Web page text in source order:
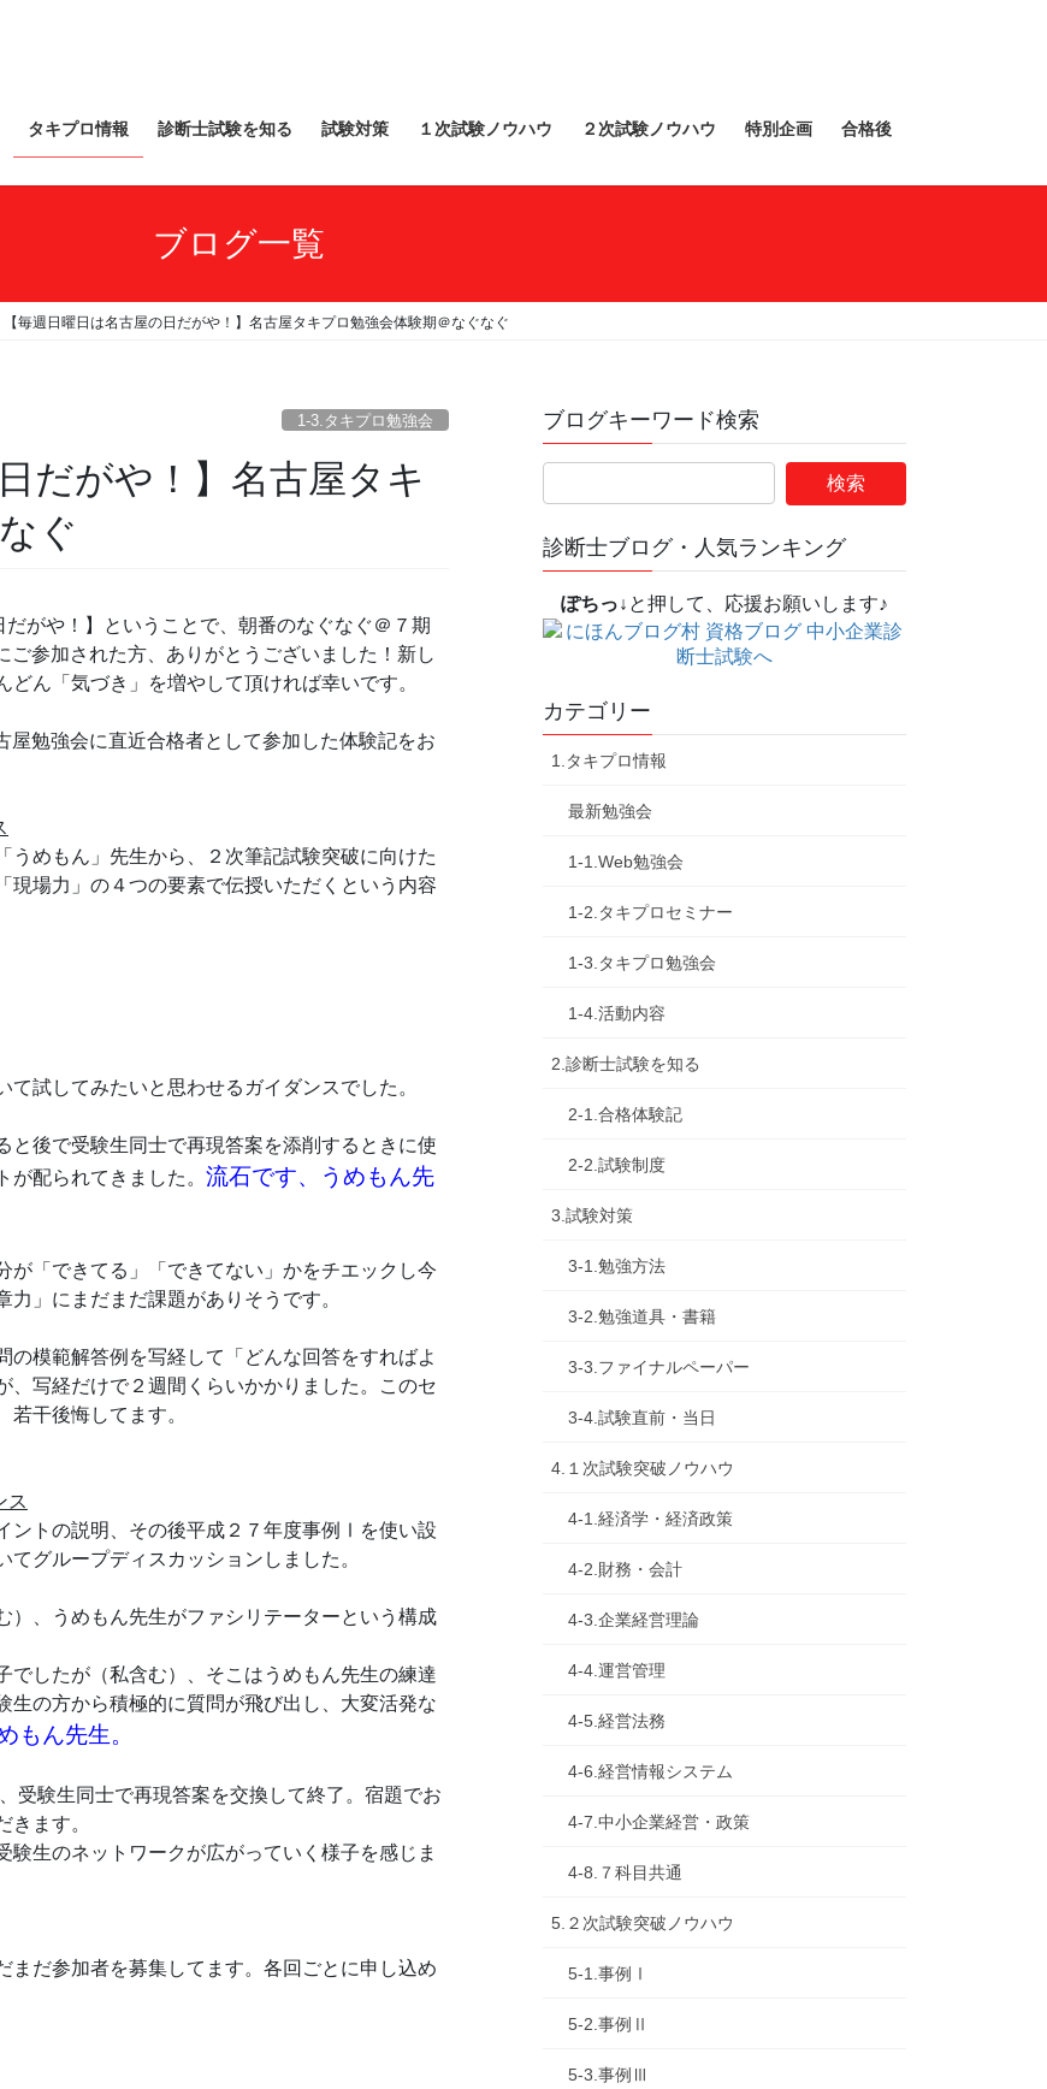
タキプロ情報 診断士試験を知る 試験対策 １次試験ノウハウ ２次試験ノウハウ 特別企画 合格後
ブログ一覧
【毎週日曜日は名古屋の日だがや！】名古屋タキプロ勉強会体験期＠なぐなぐ
1-3.タキプロ勉強会
だがや！】名古屋タキ
ぐ
がや！】ということで、朝番のなぐなぐ＠７期
参加された方、ありがとうございました！新し
ん「気づき」を増やして頂ければ幸いです。
勉強会に直近合格者として参加した体験記をお
めもん」先生から、２次筆記試験突破に向けた
現場力」の４つの要素で伝授いただくという内容
試してみたいと思わせるガイダンスでした。
後で受験生同士で再現答案を添削するときに使
配られてきました。 流石です、うめもん先
「できてる」「できてない」かをチエックし今
」にまだまだ課題がありそうです。
模範解答例を写経して「どんな回答をすればよ
写経だけで２週間くらいかかりました。このセ
若干後悔してます。
ス
トの説明、その後平成２７年度事例Ⅰを使い設
グループディスカッションしました。
、うめもん先生がファシリテーターという構成
したが（私含む）、そこはうめもん先生の練達
の方から積極的に質問が飛び出し、大変活発な
もん先生。
受験生同士で再現答案を交換して終了。宿題でお
ます。
生のネットワークが広がっていく様子を感じま
まだ参加者を募集してます。各回ごとに申し込め
ブログキーワード検索
診断士ブログ・人気ランキング
ぽちっ↓ と押して、応援お願いします♪
カテゴリー
1.タキプロ情報
最新勉強会
1-1.Web勉強会
1-2.タキプロセミナー
1-3.タキプロ勉強会
1-4.活動内容
2.診断士試験を知る
2-1.合格体験記
2-2.試験制度
3.試験対策
3-1.勉強方法
3-2.勉強道具・書籍
3-3.ファイナルペーパー
3-4.試験直前・当日
4.１次試験突破ノウハウ
4-1.経済学・経済政策
4-2.財務・会計
4-3.企業経営理論
4-4.運営管理
4-5.経営法務
4-6.経営情報システム
4-7.中小企業経営・政策
4-8.７科目共通
5.２次試験突破ノウハウ
5-1.事例Ⅰ
5-2.事例Ⅱ
5-3.事例Ⅲ